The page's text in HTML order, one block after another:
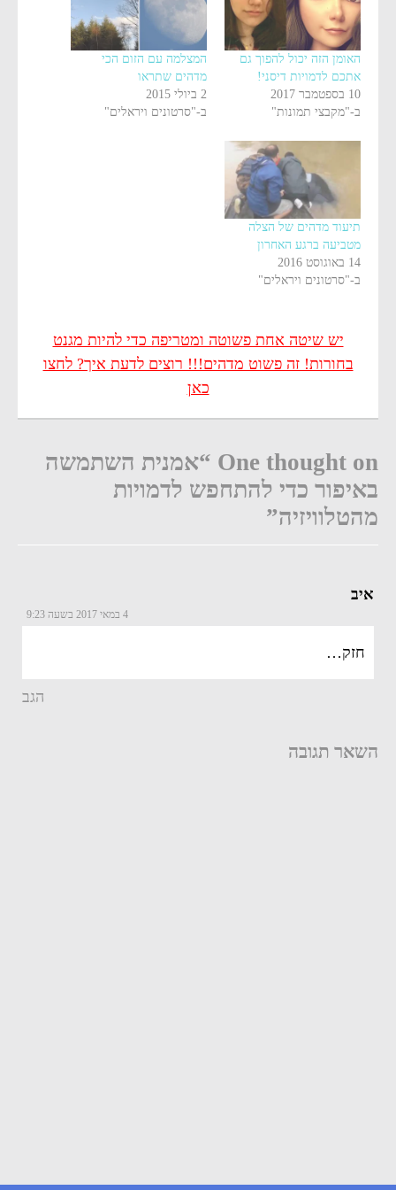
האומן הזה יכול להפוך גם
אתכם לדמויות דיסני!
10 בספטמבר 2017
ב-"מקבצי תמונות"
המצלמה עם הזום הכי
מדהים שתראו
2 ביולי 2015
ב-"סרטונים ויראלים"
תיעוד מדהים של הצלה
מטביעה ברגע האחרון
14 באוגוסט 2016
ב-"סרטונים ויראלים"
יש שיטה אחת פשוטה ומטריפה כדי להיות מגנט
בחורות! זה פשוט מדהים!!! רוצים לדעת איך? לחצו
כאן
One thought on “אמנית השתמשה
באיפור כדי להתחפש לדמויות
מהטלוויזיה”
איב
4 במאי 2017 בשעה 9:23
חזק…
הגב
השאר תגובה